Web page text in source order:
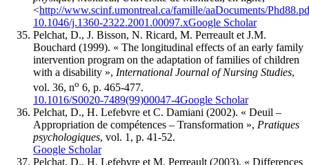
<http://www.scinf.umontreal.ca/famille/aaDocuments/
10.1046/j.1360-2322.2001.00097.xGoogle Scholar
Pelchat, D., J. Bisson, N. Ricard, M. Perreault et J.M.
Bouchard (1999). « The longitudinal effects of an early family
intervention program on the adaptation of families of children
with a disability », International Journal of Nursing Studies,
vol. 36, no 6, p. 465-477.
10.1016/S0020-7489(99)00047-4Google Scholar
Pelchat, D., H. Lefebvre et C. Damiani (2002). « Deuil –
Appropriation de compétences – Transformation », Pratiques
psychologiques, vol. 1, p. 41-52.
Google Scholar
Pelchat, D., H. Lefebvre et M. Perreault (2003). « Differences